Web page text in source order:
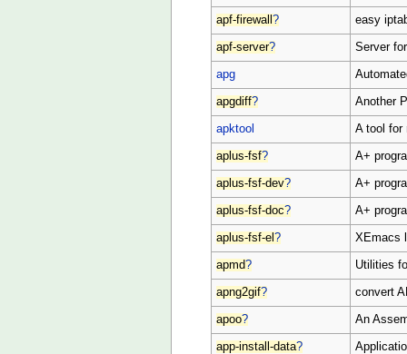
apf-firewall? easy
apf-server? Server
apg
apgdiff? Another
apktool A tool for
aplus-fsf? A+
aplus-fsf-dev? A+
aplus-fsf-doc? A+
aplus-fsf-el? XEmacs
apmd? Utilities
apng2gif? convert
apoo? An
app-install-data?